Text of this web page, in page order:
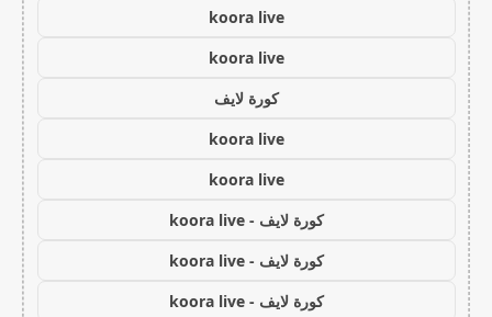
koora live
koora live
كورة لايف
koora live
koora live
كورة لايف - koora live
كورة لايف - koora live
كورة لايف - koora live